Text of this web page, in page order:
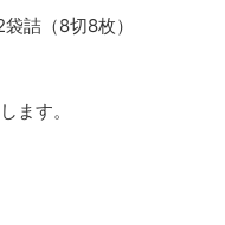
詰（8切8枚）
ます。